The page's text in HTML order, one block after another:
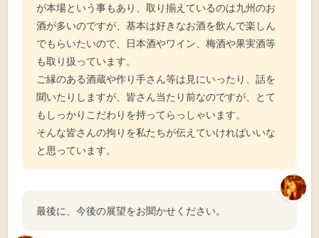
が本場という事もあり、取り揃えているのは九州のお
酒が多いのですが、基本は好きなお酒を飲んで楽しん
でもらいたいので、日本酒やワイン、梅酒や果実酒等
も取り扱っています。
ご縁のある酒蔵や作り手さん等は見にいったり、話を
聞いたりしますが、皆さん当たり前なのですが、とて
もしっかりこだわりを持ってらっしゃいます。
そんな皆さんの拘りを私たちが伝えていければいいな
と思っています。
最後に、今後の展望をお聞かせください。